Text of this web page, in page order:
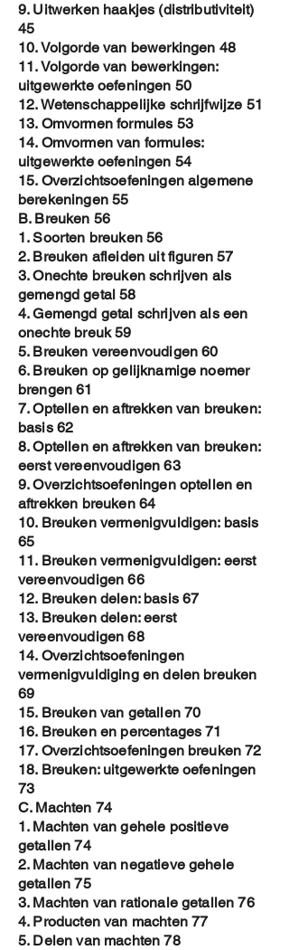
Om de PDF te verkrijgen :
1. Koop de cover aan
2. Na betaling , stuur een email naar
Jozef.aerts@proximus.be
3. In de mail , vermeld de naam van de
persoon die wilt gebruik maken van het
E-book
4. In de PDF file voeg ik de naam dan toe
aan
a. het watermerk
b. de hoofding op elke pagina
c. op de eerste pagina
5. Dan stuur ik je je gepersonaliseerde
copy op met email
Op deze manier krijg je een
gepersonaliseerde copy en is het
auteursrecht beter gewaarborgd .
Toch vraag ik je om de E-book NIET
ROND TE DELEN
9. Uitwerken haakjes (distributiviteit)
45
10. Volgorde van bewerkingen 48
11. Volgorde van bewerkingen:
uitgewerkte oefeningen 50
12. Wetenschappelijke schrijfwijze 51
13. Omvormen formules 53
14. Omvormen van formules:
uitgewerkte oefeningen 54
15. Overzichtsoefeningen algemene
berekeningen 55
B. Breuken 56
1. Soorten breuken 56
2. Breuken afleiden uit figuren 57
3. Onechte breuken schrijven als
gemengd getal 58
4. Gemengd getal schrijven als een
onechte breuk 59
5. Breuken vereenvoudigen 60
6. Breuken op gelijknamige noemer
brengen 61
7. Optellen en aftrekken van breuken:
basis 62
8. Optellen en aftrekken van breuken:
eerst vereenvoudigen 63
9. Overzichtsoefeningen optellen en
aftrekken breuken 64
10. Breuken vermenigvuldigen: basis
65
11. Breuken vermenigvuldigen: eerst
vereenvoudigen 66
12. Breuken delen: basis 67
13. Breuken delen: eerst
vereenvoudigen 68
14. Overzichtsoefeningen
vermenigvuldiging en delen breuken
69
15. Breuken van getallen 70
16. Breuken en percentages 71
17. Overzichtsoefeningen breuken 72
18. Breuken: uitgewerkte oefeningen
73
C. Machten 74
1. Machten van gehele positieve
getallen 74
2. Machten van negatieve gehele
getallen 75
3. Machten van rationale getallen 76
4. Producten van machten 77
5. Delen van machten 78